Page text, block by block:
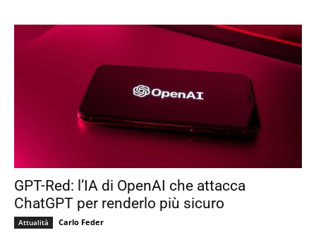
GPT-Red: l’IA di OpenAI che attacca
ChatGPT per renderlo più sicuro
Attualità Carlo Feder